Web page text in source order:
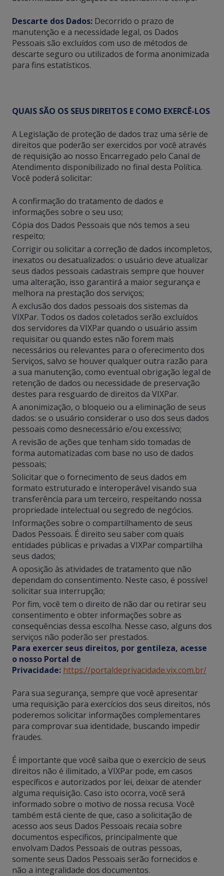
Descarte dos Dados: Decorrido o prazo de
manutenção e a necessidade legal, os Dados
Pessoais são excluídos com uso de métodos de
descarte seguro ou utilizados de forma anonimizada
para fins estatísticos.
QUAIS SÃO OS SEUS DIREITOS E COMO EXERCÊ-LOS
A Legislação de proteção de dados traz uma série de
direitos que poderão ser exercidos por você através
de requisição ao nosso Encarregado pelo Canal de
Atendimento disponibilizado no final desta Política.
Você poderá solicitar:
A confirmação do tratamento de dados e
informações sobre o seu uso;
Cópia dos Dados Pessoais que nós temos a seu
respeito;
Corrigir ou solicitar a correção de dados incompletos,
inexatos ou desatualizados: o usuário deve atualizar
seus dados pessoais cadastrais sempre que houver
uma alteração, isso garantirá a maior segurança e
melhora na prestação dos serviços;
A exclusão dos dados pessoais dos sistemas da
VIXPar. Todos os dados coletados serão excluídos
dos servidores da VIXPar quando o usuário assim
requisitar ou quando estes não forem mais
necessários ou relevantes para o oferecimento dos
Serviços, salvo se houver qualquer outra razão para
a sua manutenção, como eventual obrigação legal de
retenção de dados ou necessidade de preservação
destes para resguardo de direitos da VIXPar.
A anonimização, o bloqueio ou a eliminação de seus
dados: se o usuário considerar o uso dos seus dados
pessoais como desnecessário e/ou excessivo;
A revisão de ações que tenham sido tomadas de
forma automatizadas com base no uso de dados
pessoais;
Solicitar que o fornecimento de seus dados em
formato estruturado e interoperável visando sua
transferência para um terceiro, respeitando nossa
propriedade intelectual ou segredo de negócios.
Informações sobre o compartilhamento de seus
Dados Pessoais. É direito seu saber com quais
entidades públicas e privadas a VIXPar compartilha
seus dados;
A oposição às atividades de tratamento que não
dependam do consentimento. Neste caso, é possível
solicitar sua interrupção;
Por fim, você tem o direito de não dar ou retirar seu
consentimento e obter informações sobre as
consequências dessa escolha. Nesse caso, alguns dos
serviços não poderão ser prestados.
Para exercer seus direitos, por gentileza, acesse
o nosso Portal de
Privacidade: https://portaldeprivacidade.vix.com.br/
Para sua segurança, sempre que você apresentar
uma requisição para exercícios dos seus direitos, nós
poderemos solicitar informações complementares
para comprovar sua identidade, buscando impedir
fraudes.
É importante que você saiba que o exercício de seus
direitos não é ilimitado, a VIXPar pode, em casos
específicos e autorizados por lei, deixar de atender
alguma requisição. Caso isto ocorra, você será
informado sobre o motivo de nossa recusa. Você
também está ciente de que, caso a solicitação de
acesso aos seus Dados Pessoais recaia sobre
documentos específicos, principalmente que
envolvam Dados Pessoais de outras pessoas,
somente seus Dados Pessoais serão fornecidos e
não a integralidade dos documentos.